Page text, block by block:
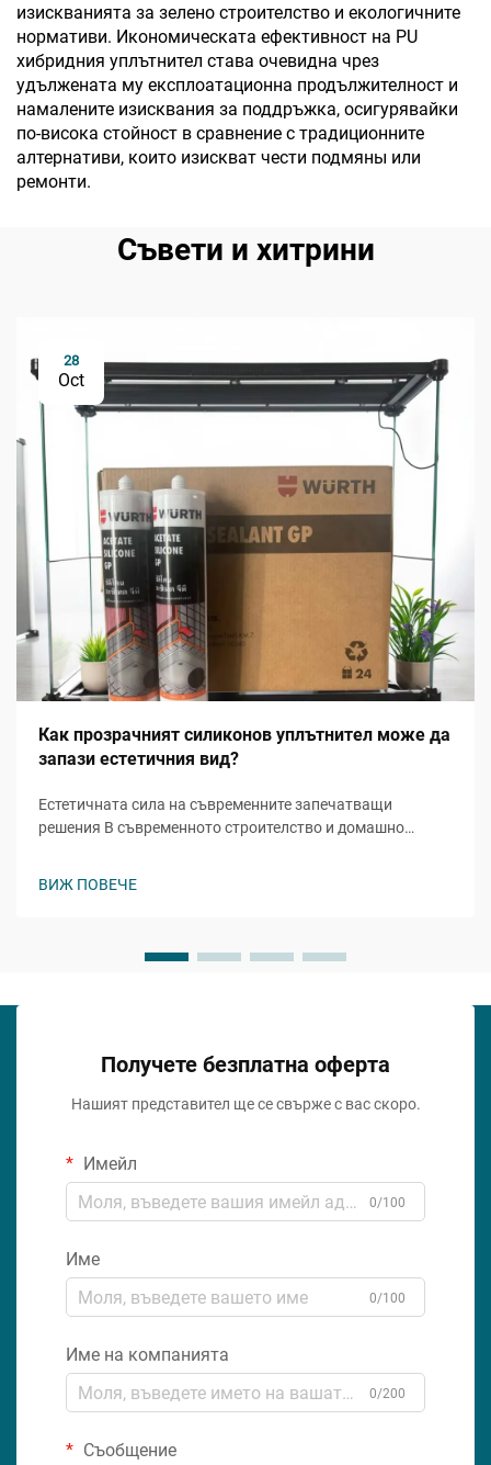
изискванията за зелено строителство и екологичните
нормативи. Икономическата ефективност на PU
хибридния уплътнител става очевидна чрез
удължената му експлоатационна продължителност и
намалените изисквания за поддръжка, осигурявайки
по-висока стойност в сравнение с традиционните
алтернативи, които изискват чести подмяны или
ремонти.
Съвети и хитрини
28
Oct
Как прозрачният силиконов уплътнител може да
запази естетичния вид?
Естетичната сила на съвременните запечатващи
решения В съвременното строителство и домашно
ВИЖ ПОВЕЧЕ
Получете безплатна оферта
Нашият представител ще се свърже с вас скоро.
Имейл
0/100
Име
0/100
Име на компанията
0/200
Съобщение